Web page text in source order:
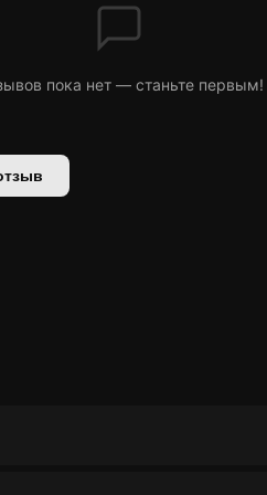
пока нет — станьте первым!